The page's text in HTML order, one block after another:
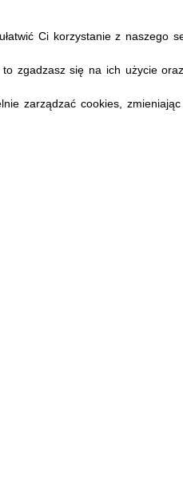
Ci korzystanie z naszego
zgadzasz się na ich użycie
zarządzać cookies,